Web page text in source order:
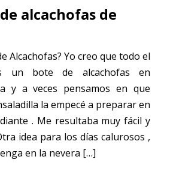
alcachofas de
Alcachofas? Yo creo que todo el
un bote de alcachofas en
y a veces pensamos en que
la empecé a preparar en
. Me resultaba muy fácil y
idea para los días calurosos ,
en la nevera […]